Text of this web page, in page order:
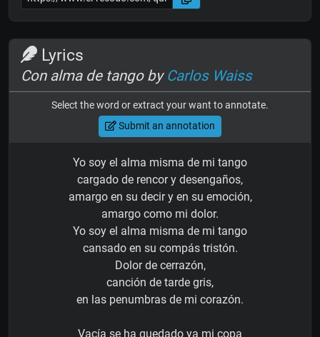
Lyrics
Con alma de tango by Carlos Waiss
Select the word or extract your want to annotate.
Submit an annotation
Yo soy el alma misma de mi tango
cargado de rencor y desengaños,
amargo en su decir y en su emoción,
amargo como mi dolor.
Yo soy el alma misma de mi tango
cansado en su compás tristón.
Dolor de cerrazón,
canción de tarde gris,
en las penumbras de mi corazón.
Vacía se ha quedado ya mi copa